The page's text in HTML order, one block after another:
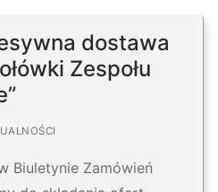
dostawa
Zespołu
Biuletynie Zamówień